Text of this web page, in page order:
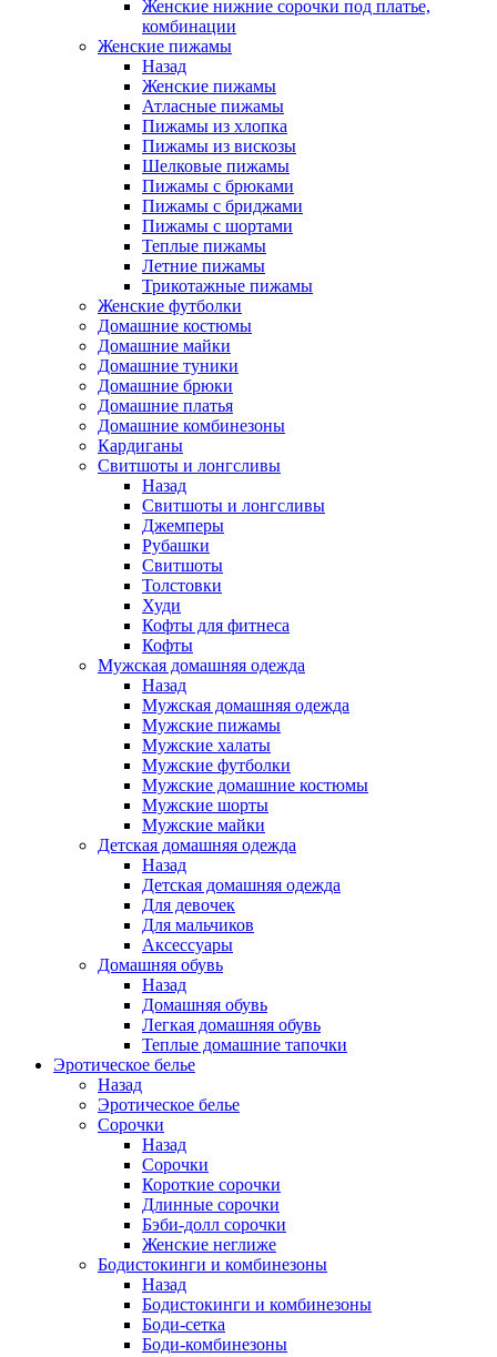
Женские нижние сорочки под платье,
комбинации
Женские пижамы
Назад
Женские пижамы
Атласные пижамы
Пижамы из хлопка
Пижамы из вискозы
Шелковые пижамы
Пижамы с брюками
Пижамы с бриджами
Пижамы с шортами
Теплые пижамы
Летние пижамы
Трикотажные пижамы
Женские футболки
Домашние костюмы
Домашние майки
Домашние туники
Домашние брюки
Домашние платья
Домашние комбинезоны
Кардиганы
Свитшоты и лонгсливы
Назад
Свитшоты и лонгсливы
Джемперы
Рубашки
Свитшоты
Толстовки
Худи
Кофты для фитнеса
Кофты
Мужская домашняя одежда
Назад
Мужская домашняя одежда
Мужские пижамы
Мужские халаты
Мужские футболки
Мужские домашние костюмы
Мужские шорты
Мужские майки
Детская домашняя одежда
Назад
Детская домашняя одежда
Для девочек
Для мальчиков
Аксессуары
Домашняя обувь
Назад
Домашняя обувь
Легкая домашняя обувь
Теплые домашние тапочки
Эротическое белье
Назад
Эротическое белье
Сорочки
Назад
Сорочки
Короткие сорочки
Длинные сорочки
Бэби-долл сорочки
Женские неглиже
Бодистокинги и комбинезоны
Назад
Бодистокинги и комбинезоны
Боди-сетка
Боди-комбинезоны